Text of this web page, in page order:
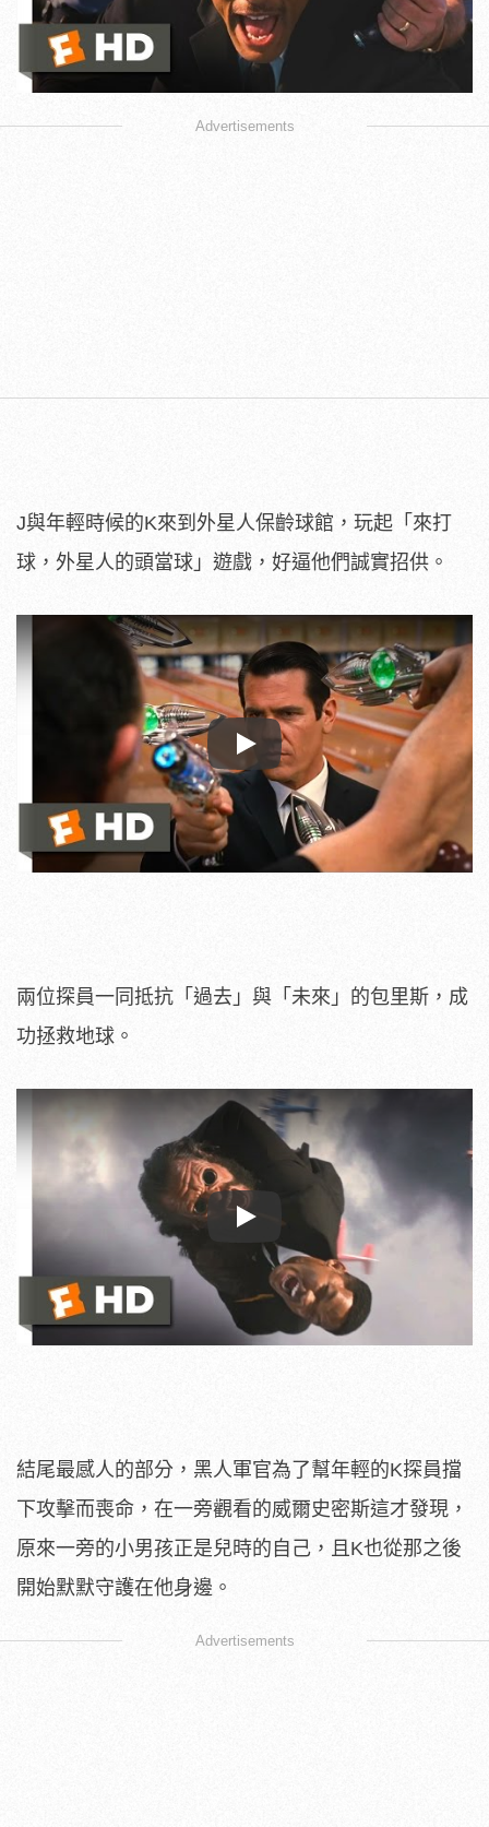
Advertisements
J與年輕時候的K來到外星人保齡球館，玩起「來打
球，外星人的頭當球」遊戲，好逼他們誠實招供。
Play
兩位探員一同抵抗「過去」與「未來」的包里斯，成
功拯救地球。
結尾最感人的部分，黑人軍官為了幫年輕的K探員擋
下攻擊而喪命，在一旁觀看的威爾史密斯這才發現，
原來一旁的小男孩正是兒時的自己，且K也從那之後
開始默默守護在他身邊。
Advertisements